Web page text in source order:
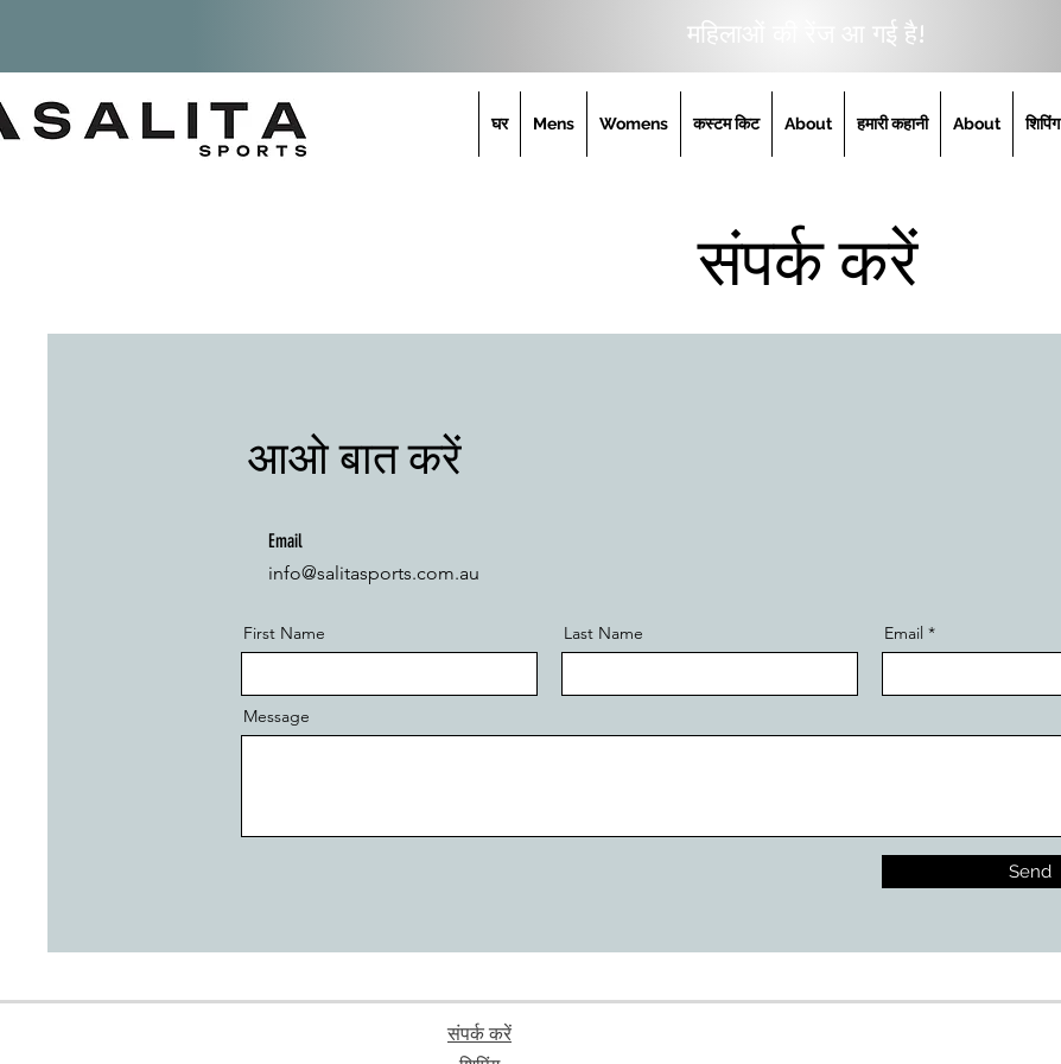
महिलाओं की रेंज आ गई है!
घर Mens Womens कस्टम किट About हमारी कहानी About शिपिंग
संपर्क करें
आओ बात करें
Email
info@salitasports.com.au
First Name Last Name Email
Message
Send
संपर्क करें